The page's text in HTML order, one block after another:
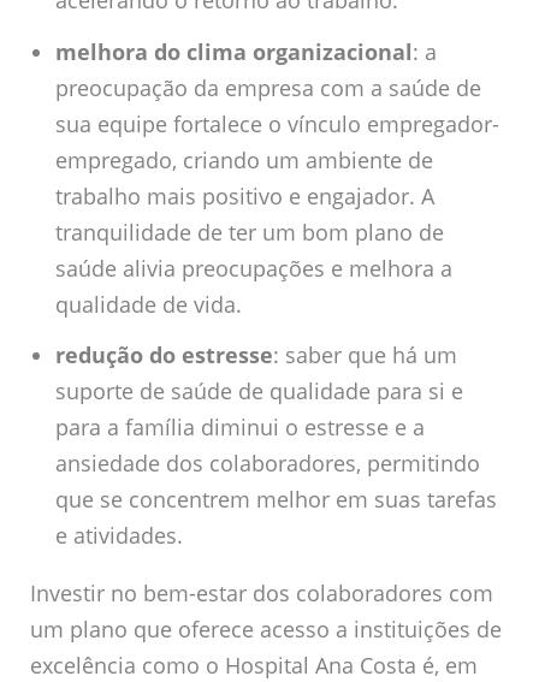
melhora do clima organizacional: a
preocupação da empresa com a saúde de
sua equipe fortalece o vínculo empregador-
empregado, criando um ambiente de
trabalho mais positivo e engajador. A
tranquilidade de ter um bom plano de
saúde alivia preocupações e melhora a
qualidade de vida.
redução do estresse: saber que há um
suporte de saúde de qualidade para si e
para a família diminui o estresse e a
ansiedade dos colaboradores, permitindo
que se concentrem melhor em suas tarefas
e atividades.
Investir no bem-estar dos colaboradores com
um plano que oferece acesso a instituições de
excelência como o Hospital Ana Costa é, em